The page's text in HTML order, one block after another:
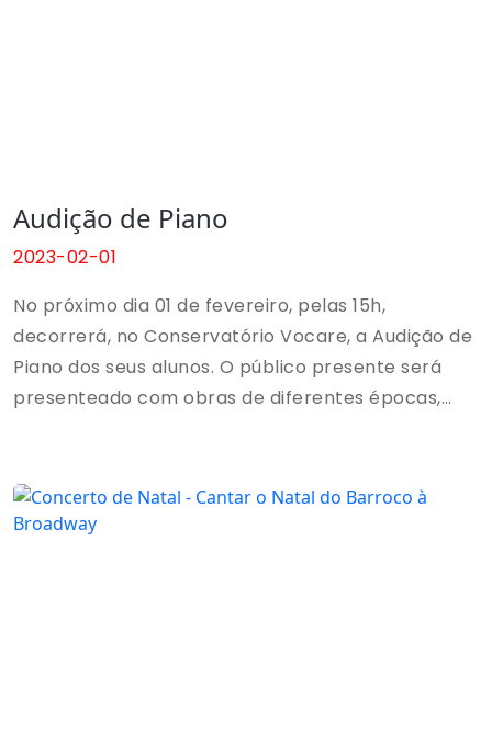
Audição de Piano
2023-02-01
No próximo dia 01 de fevereiro, pelas 15h,
decorrerá, no Conservatório Vocare, a Audição de
Piano dos seus alunos. O público presente será
presenteado com obras de diferentes épocas,